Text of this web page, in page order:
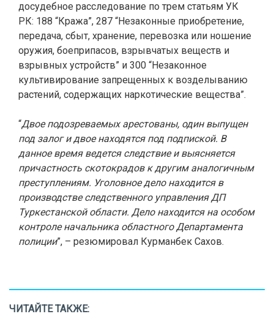
досудебное расследование по трем статьям УК
РК: 188 “Кража”, 287 “Незаконные приобретение,
передача, сбыт, хранение, перевозка или ношение
оружия, боеприпасов, взрывчатых веществ и
взрывных устройств” и 300 “Незаконное
культивирование запрещенных к возделыванию
растений, содержащих наркотические вещества”.
“Двое подозреваемых арестованы, один выпущен
под залог и двое находятся под подпиской. В
данное время ведется следствие и выясняется
причастность скотокрадов к другим аналогичным
преступлениям. Уголовное дело находится в
производстве следственного управления ДП
Туркестанской области. Дело находится на особом
контроле начальника областного Департамента
полиции”, – резюмировал Курманбек Сахов.
ЧИТАЙТЕ ТАКЖЕ: